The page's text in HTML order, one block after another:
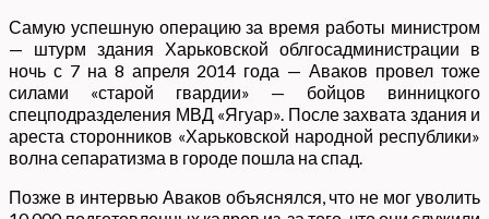
Самую успешную операцию за время работы министром
— штурм здания Харьковской облгосадминистрации в
ночь с 7 на 8 апреля 2014 года — Аваков провел тоже
силами «старой гвардии» — бойцов винницкого
спецподразделения МВД «Ягуар». После захвата здания и
ареста сторонников «Харьковской народной республики»
волна сепаратизма в городе пошла на спад.
Позже в интервью Аваков объяснялся, что не мог уволить